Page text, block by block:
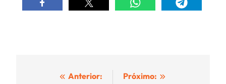
Navegación
Anterior: Próximo: